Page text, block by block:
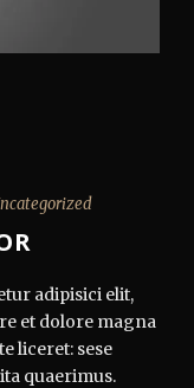
adipisici elit,
et dolore magna
liceret: sese
quaerimus.